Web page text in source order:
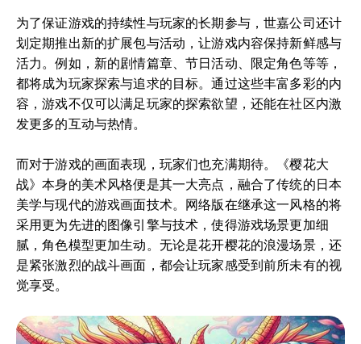
为了保证游戏的持续性与玩家的长期参与，世嘉公司还计
划定期推出新的扩展包与活动，让游戏内容保持新鲜感与
活力。例如，新的剧情篇章、节日活动、限定角色等等，
都将成为玩家探索与追求的目标。通过这些丰富多彩的内
容，游戏不仅可以满足玩家的探索欲望，还能在社区内激
发更多的互动与热情。
而对于游戏的画面表现，玩家们也充满期待。《樱花大
战》本身的美术风格便是其一大亮点，融合了传统的日本
美学与现代的游戏画面技术。网络版在继承这一风格的将
采用更为先进的图像引擎与技术，使得游戏场景更加细
腻，角色模型更加生动。无论是花开樱花的浪漫场景，还
是紧张激烈的战斗画面，都会让玩家感受到前所未有的视
觉享受。